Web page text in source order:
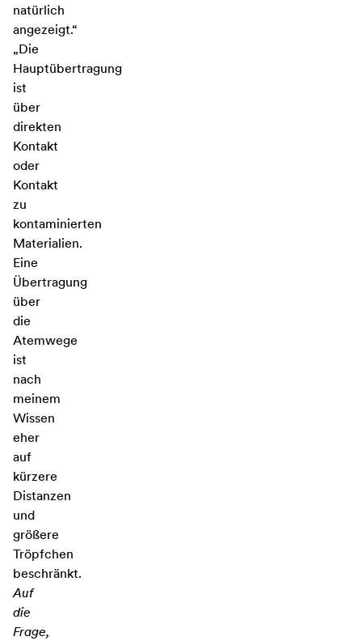
natürlich
angezeigt.“
„Die
Hauptübertragung
ist
über
direkten
Kontakt
oder
Kontakt
zu
kontaminierten
Materialien.
Eine
Übertragung
über
die
Atemwege
ist
nach
meinem
Wissen
eher
auf
kürzere
Distanzen
und
größere
Tröpfchen
beschränkt.
Auf
die
Frage,